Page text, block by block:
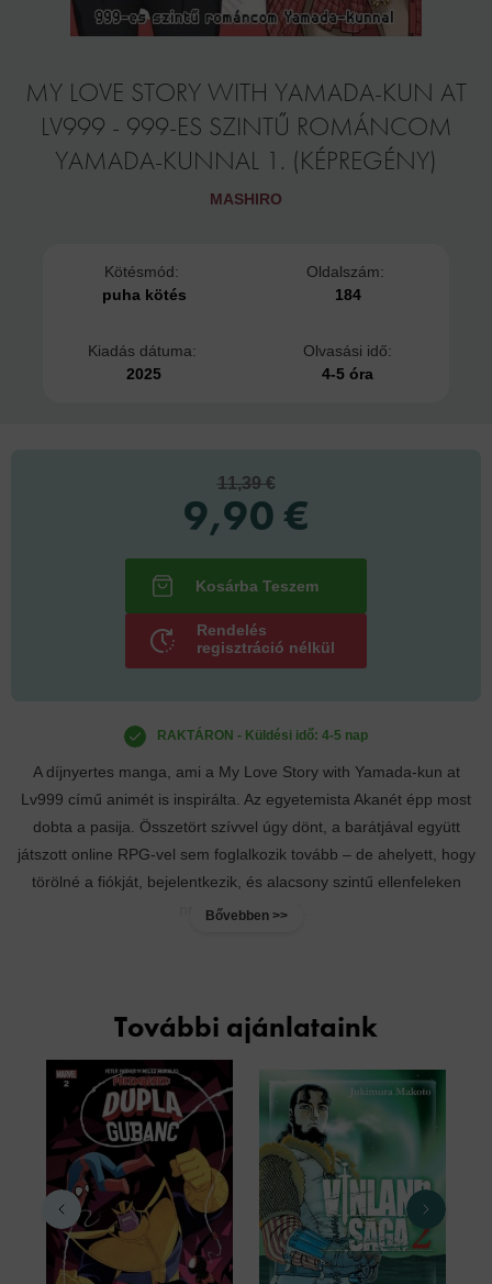
MY LOVE STORY WITH YAMADA-KUN AT
LV999 - 999-ES SZINTŰ ROMÁNCOM
YAMADA-KUNNAL 1. (KÉPREGÉNY)
MASHIRO
Kötésmód:
puha kötés
Oldalszám:
184
Kiadás dátuma:
2025
Olvasási idő:
4-5 óra
A díjnyertes manga, ami a My Love Story with Yamada-kun at
Lv999 című animét is inspirálta. Az egyetemista Akanét épp most
dobta a pasija. Összetört szívvel úgy dönt, a barátjával együtt
játszott online RPG-vel sem foglalkozik tovább – de ahelyett, hogy
törölné a fiókját, bejelentkezik, és alacsony szintű ellenfeleken
próbálja levezetni...
Bővebben >>
RAKTÁRON - Küldési idő: 4-5 nap
11,39 €
9,90 €
Rendelés
regisztráció nélkül
További ajánlataink